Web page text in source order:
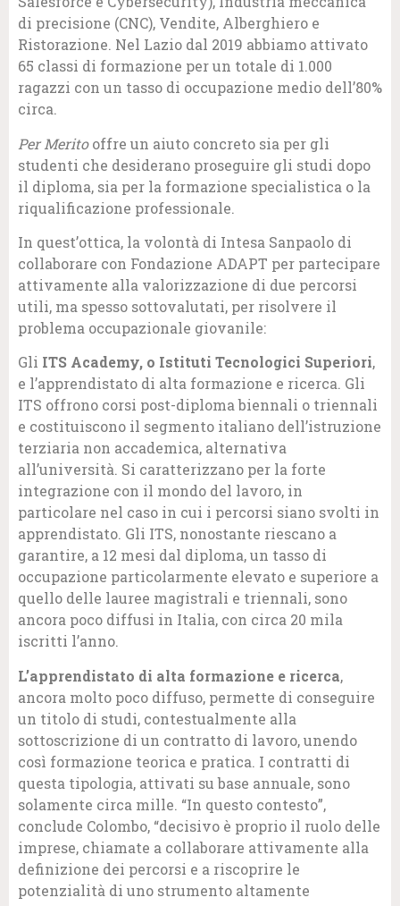
di precisione (CNC), Vendite, Alberghiero e
Ristorazione. Nel Lazio dal 2019 abbiamo attivato
65 classi di formazione per un totale di 1.000
ragazzi con un tasso di occupazione medio dell’80%
circa.
Per Meritooffre un aiuto concreto sia per gli
studenti che desiderano proseguire gli studi dopo
il diploma, sia per la formazione specialistica o la
riqualificazione professionale.
In quest’ottica, la volontà di Intesa Sanpaolo di
collaborare con Fondazione ADAPT per partecipare
attivamente alla valorizzazione di due percorsi
utili, ma spesso sottovalutati, per risolvere il
problema occupazionale giovanile:
Gli ITS Academy, o Istituti Tecnologici Superiori,
e l’apprendistato di alta formazione e ricerca. Gli
ITS offrono corsi post-diploma biennali o triennali
e costituiscono il segmento italiano dell’istruzione
terziaria non accademica, alternativa
all’università. Si caratterizzano per la forte
integrazione con il mondo del lavoro, in
particolare nel caso in cui i percorsi siano svolti in
apprendistato. Gli ITS, nonostante riescano a
garantire, a 12 mesi dal diploma, un tasso di
occupazione particolarmente elevato e superiore a
quello delle lauree magistrali e triennali, sono
ancora poco diffusi in Italia, con circa 20 mila
iscritti l’anno.
L’apprendistato di alta formazione e ricerca,
ancora molto poco diffuso, permette di conseguire
un titolo di studi, contestualmente alla
sottoscrizione di un contratto di lavoro, unendo
così formazione teorica e pratica. I contratti di
questa tipologia, attivati su base annuale, sono
solamente circa mille. “In questo contesto”,
conclude Colombo, “decisivo è proprio il ruolo delle
imprese, chiamate a collaborare attivamente alla
definizione dei percorsi e a riscoprire le
potenzialità di uno strumento altamente